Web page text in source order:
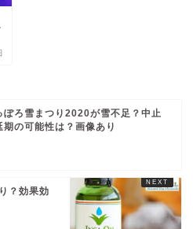
ぽろ雪まつり2020が雪不足？中止
期の可能性は？画像あり
？効果効